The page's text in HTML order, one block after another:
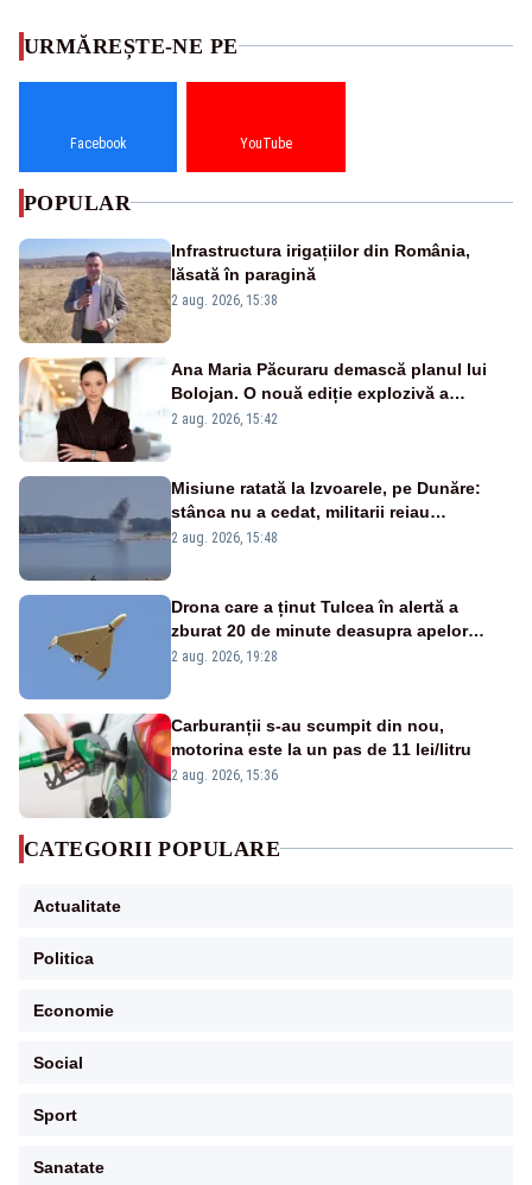
URMĂREȘTE-NE PE
Facebook YouTube
POPULAR
Infrastructura irigațiilor din România,
lăsată în paragină
2 aug. 2026, 15:38
Ana Maria Păcuraru demască planul lui
Bolojan. O nouă ediție explozivă a
emisiunii „Miza Zilei” la Realitatea PLUS
2 aug. 2026, 15:42
Misiune ratată la Izvoarele, pe Dunăre:
stânca nu a cedat, militarii reiau
detonările luni – VIDEO
2 aug. 2026, 15:48
Drona care a ținut Tulcea în alertă a
zburat 20 de minute deasupra apelor
României. Au fost ridicate două F-16
2 aug. 2026, 19:28
Carburanții s-au scumpit din nou,
motorina este la un pas de 11 lei/litru
2 aug. 2026, 15:36
CATEGORII POPULARE
Actualitate
Politica
Economie
Social
Sport
Sanatate